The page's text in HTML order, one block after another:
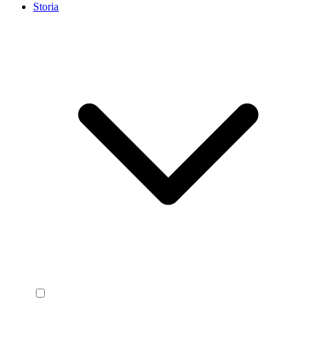
Storia